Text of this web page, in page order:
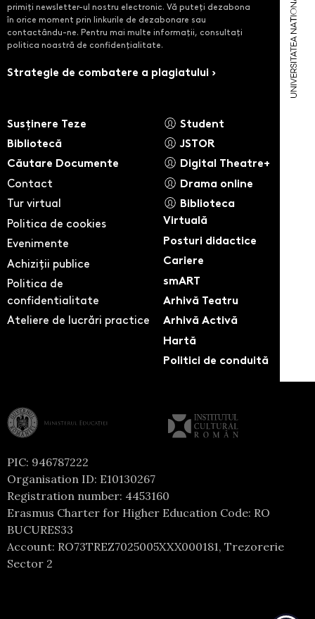
primiți newsletter-ul nostru electronic. Vă puteți dezabona
în orice moment prin linkurile de dezabonare sau
contactându-ne. Pentru mai multe informații, consultați
politica noastră de confidențialitate.
Strategie de combatere a plagiatului ›
Susținere Teze
Bibliotecă
Căutare Documente
Contact
Tur virtual
Politica de cookies
Evenimente
Achiziții publice
Politica de
confidentialitate
Ateliere de lucrări practice
Student
JSTOR
Digital Theatre+
Drama online
Biblioteca
Virtuală
Posturi didactice
Cariere
smART
Arhivă Teatru
Arhivă Activă
Hartă
Politici de conduită
PIC: 946787222
Organisation ID: E10130267
Registration number: 4453160
Erasmus Charter for Higher Education Code: RO
BUCURES33
Account: RO73TREZ7025005XXX000181, Trezorerie
Sector 2